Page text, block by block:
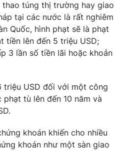
túng thị trường hay giao
tại các nước là rất nghiêm
Quốc, hình phạt sẽ là phạt
tiền lên đến 5 triệu USD;
3 lần số tiền lãi hoặc khoản
triệu USD đối với một công
tù lên đến 10 năm và
khoán khiến cho nhiều
khoán như một sàn giao